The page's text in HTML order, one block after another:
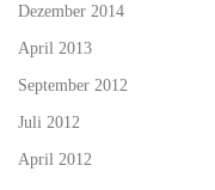
Dezember 2014
April 2013
September 2012
Juli 2012
April 2012